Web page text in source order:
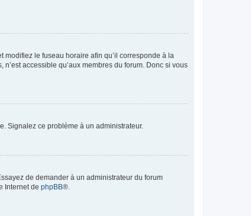
modifiez le fuseau horaire afin qu’il corresponde à la
accessible qu’aux membres du forum. Donc si vous
Signalez ce problème à un administrateur.
de demander à un administrateur du forum
Internet de phpBB®.